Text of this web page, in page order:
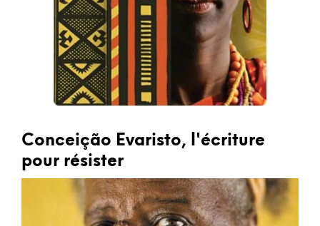
Conceição Evaristo, l'écriture
pour résister